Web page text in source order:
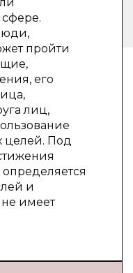
пройти
его
лиц,
целей. Под
и
имеет